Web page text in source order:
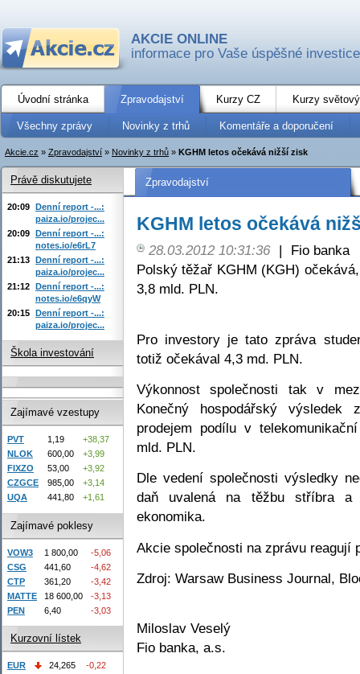
AKCIE ONLINE
informace pro Vaše úspěšné investice
Úvodní stránka Zpravodajství Kurzy CZ Kurzy
Všechny zprávy Novinky z trhů Komentáře a doporučení
Akcie.cz » Zpravodajství » Novinky z trhů » KGHM letos očekává nižší zisk
Zpravodajství
KGHM letos očekává
28.03.2012 10:31:36 |
Fio banka
Polský těžař KGHM (KGH)
3,8 mld. PLN.
Pro investory je tato zpráva
totiž očekával 4,3 md. PLN.
Výkonnost společnosti tak v
Konečný hospodářský
prodejem podílu v
mld. PLN.
Dle vedení společnosti výsledky
daň uvalená na těžbu stříbra
ekonomika.
Akcie společnosti na zprávu reagují
Zdroj: Warsaw Business Journal,
Miloslav Veselý
Fio banka, a.s.
Právě diskutujete
20:09 Denní report -...:
paiza.io/projec...
20:09 Denní report -...:
notes.io/e6rL7
21:13 Denní report -...:
paiza.io/projec...
21:12 Denní report -...:
notes.io/e6qyW
20:15 Denní report -...:
paiza.io/projec...
Škola investování
Zajímavé vzestupy
PVT 1,19
+38,37
NLOK
600,00
+3,99
FIXZO
53,00
+3,92
CZGCE
985,00
+3,14
UQA
441,80 +1,61
Zajímavé poklesy
VOW3 1 800,00
-5,06
CSG
441,60
-4,62
CTP
361,20
-3,42
MATTE
18 600,00
-3,13
PEN
6,40 -3,03
Kurzovní lístek
EUR 24,265
-0,22